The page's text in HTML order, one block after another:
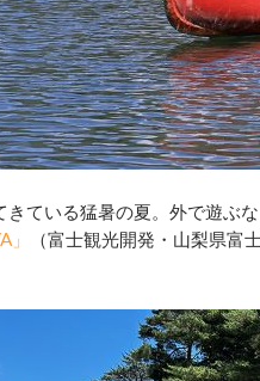
ている猛暑の夏。外で遊ぶ
」
（富士観光開発・山梨県